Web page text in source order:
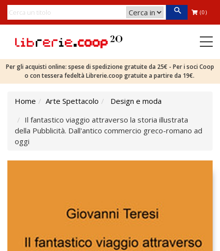
(0)
Per gli acquisti online: spese di spedizione gratuite da 25€ - Per i soci Coop
o con tessera fedeltà Librerie.coop gratuite a partire da 19€.
Home Arte Spettacolo
Design e moda
Il fantastico viaggio attraverso la storia illustrata
della Pubblicità. Dall'antico commercio greco-romano ad
oggi